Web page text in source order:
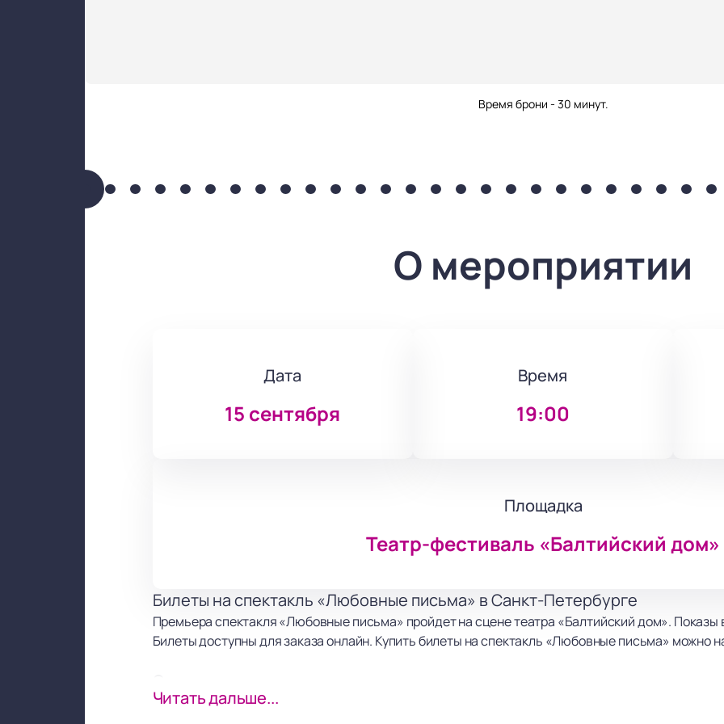
Время брони - 30 минут.
О мероприятии
Дата
15 сентября
Время
19:00
Площадка
Театр-фестиваль «Балтийский дом»
Билеты на спектакль «Любовные письма» в Санкт-Петербурге
Премьера спектакля «Любовные письма» пройдет на сцене театра «Балтийский дом». Показы
Билеты доступны для заказа онлайн. Купить билеты на спектакль «Любовные письма» можно
В основе спектакля — история двух людей, которые всю жизнь обмениваются письмами.
Читать дальше...